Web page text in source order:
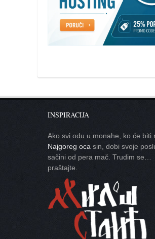
članarina
kontakt
moja priča
kontakt
INSPIRACIJA
Ako svi odu u monahe, ko će biti
Najgoreg oca sin, dobi svoje
sačini od pera mač. Trudim se…
praštajte.